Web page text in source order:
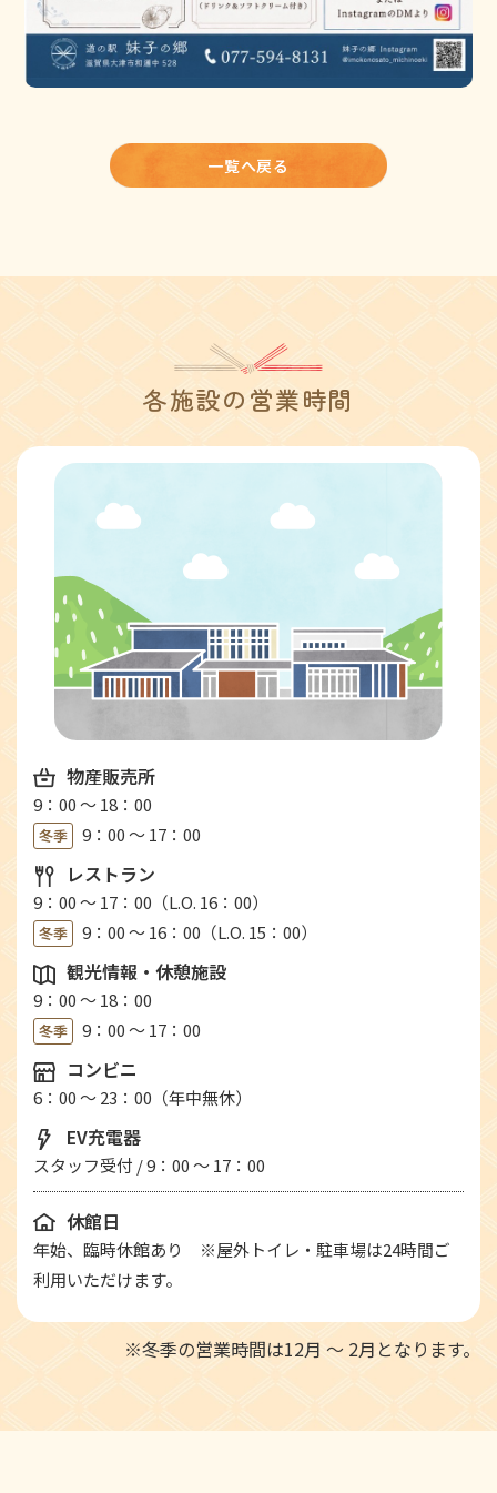
一覧へ戻る
各施設の営業時間
物産販売所
9：00 ～ 18：00
冬季 9：00 ～ 17：00
レストラン
9：00 ～ 17：00（L.O. 16：00）
冬季 9：00 ～ 16：00（L.O. 15：00）
観光情報・休憩施設
9：00 ～ 18：00
冬季 9：00 ～ 17：00
コンビニ
6：00 ～ 23：00（年中無休）
EV充電器
スタッフ受付 / 9：00 ～ 17：00
休館日
年始、臨時休館あり ※屋外トイレ・駐車場は24時間ご
利用いただけます。
※冬季の営業時間は12月 ～ 2月となります。